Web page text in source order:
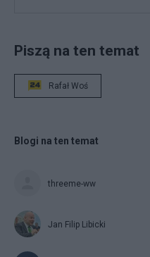
Piszą na ten temat
Rafał Woś
Blogi na ten temat
threeme-ww
Jan Filip Libicki